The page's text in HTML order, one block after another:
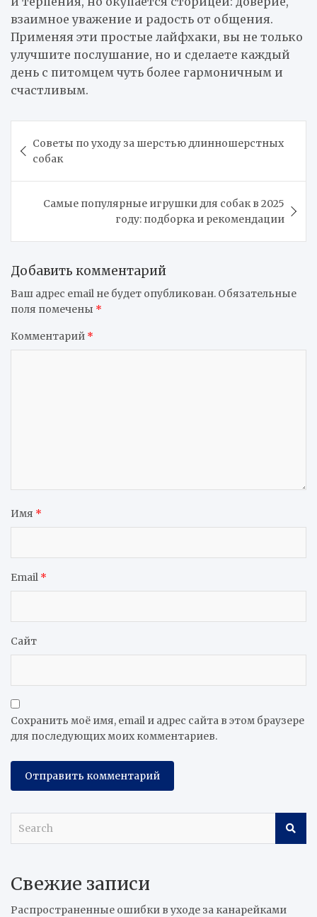
взаимное уважение и радость от общения.
Применяя эти простые лайфхаки, вы не только
улучшите послушание, но и сделаете каждый
день с питомцем чуть более гармоничным и
счастливым.
по
записям
Советы по уходу за шерстью длинношерстных
собак
Самые популярные игрушки для собак в 2025
году: подборка и рекомендации
Добавить комментарий
Ваш адрес email не будет опубликован. Обязательные
поля помечены *
Комментарий *
Имя *
Email *
Сайт
Сохранить моё имя, email и адрес сайта в этом браузере
для последующих моих комментариев.
c
Свежие записи
Распространенные ошибки в уходе за канарейками